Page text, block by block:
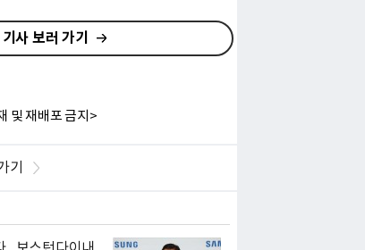
사 보러 가기
및 재배포 금지>
기